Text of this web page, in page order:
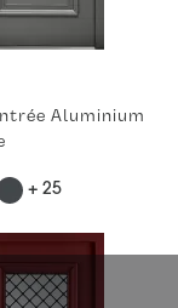
Aluminium
+ 25